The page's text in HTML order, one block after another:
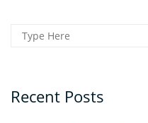
Search for:
Recent Posts